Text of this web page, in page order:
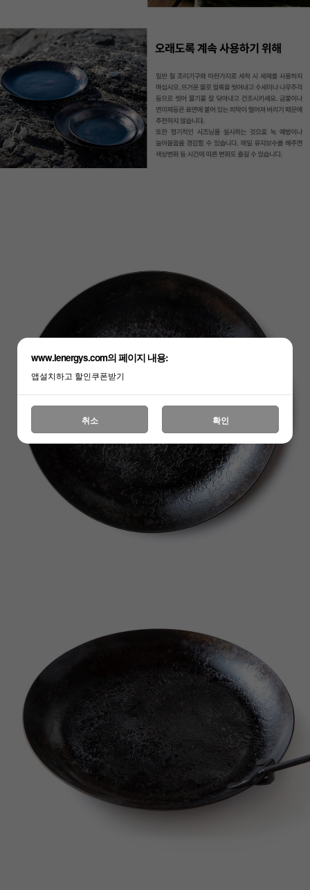
www.lenergys.com의 페이지 내용:
앱설치하고 할인쿠폰받기
취소 확인